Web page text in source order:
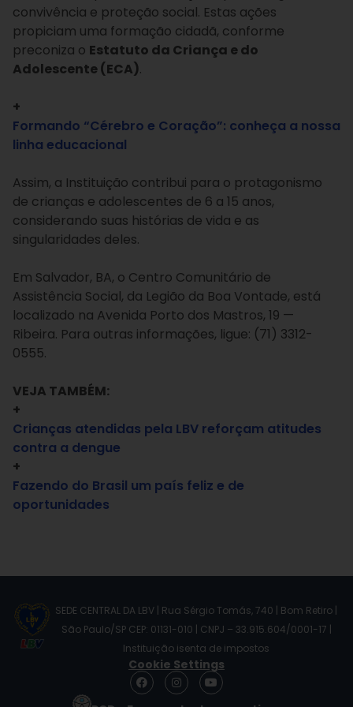
convivência e proteção social. Estas ações
propiciam uma formação cidadã, conforme
preconiza o Estatuto da Criança e do
Adolescente (ECA).
+
Formando “Cérebro e Coração”: conheça a nossa
linha educacional
Assim, a Instituição contribui para o protagonismo
de crianças e adolescentes de 6 a 15 anos,
considerando suas histórias de vida e as
singularidades deles.
Em Salvador, BA, o Centro Comunitário de
Assistência Social, da Legião da Boa Vontade, está
localizado na Avenida Porto dos Mastros, 19 —
Ribeira. Para outras informações, ligue: (71) 3312-
0555.
VEJA TAMBÉM:
+
Crianças atendidas pela LBV reforçam atitudes
contra a dengue
+
Fazendo do Brasil um país feliz e de
oportunidades
SEDE CENTRAL DA LBV | Rua Sérgio Tomás, 740 | Bom Retiro |
São Paulo/SP CEP: 01131-010 | CNPJ – 33.915.604/0001-17 |
Instituição isenta de impostos
Cookie Settings
F
a
I
n
s
Y
o